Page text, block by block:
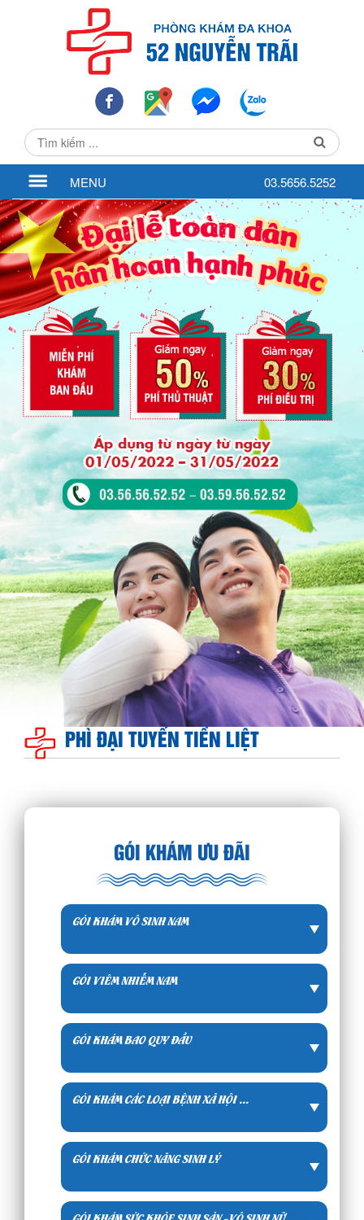
MENU 03.5656.5252
PHÌ ĐẠI TUYẾN TIỀN LIỆT
GÓI KHÁM ƯU ĐÃI
GÓI KHÁM VÔ SINH NAM
GÓI VIÊM NHIỄM NAM
GÓI KHÁM BAO QUY ĐẦU
GÓI KHÁM CÁC LOẠI BỆNH XÃ HỘI ...
GÓI KHÁM CHỨC NĂNG SINH LÝ